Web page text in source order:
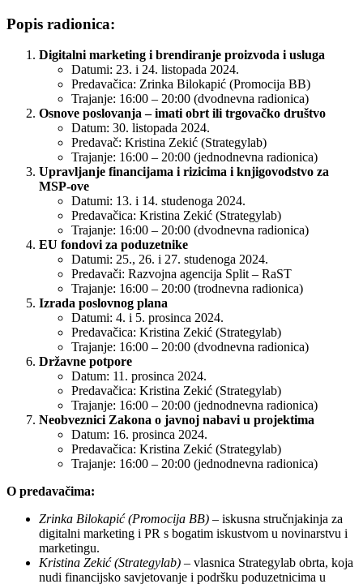
Popis radionica:
Digitalni marketing i brendiranje proizvoda i usluga
Datumi: 23. i 24. listopada 2024.
Predavačica: Zrinka Bilokapić (Promocija BB)
Trajanje: 16:00 – 20:00 (dvodnevna radionica)
Osnove poslovanja – imati obrt ili trgovačko društvo
Datum: 30. listopada 2024.
Predavač: Kristina Zekić (Strategylab)
Trajanje: 16:00 – 20:00 (jednodnevna radionica)
Upravljanje financijama i rizicima i knjigovodstvo za
MSP-ove
Datumi: 13. i 14. studenoga 2024.
Predavačica: Kristina Zekić (Strategylab)
Trajanje: 16:00 – 20:00 (dvodnevna radionica)
EU fondovi za poduzetnike
Datumi: 25., 26. i 27. studenoga 2024.
Predavači: Razvojna agencija Split – RaST
Trajanje: 16:00 – 20:00 (trodnevna radionica)
Izrada poslovnog plana
Datumi: 4. i 5. prosinca 2024.
Predavačica: Kristina Zekić (Strategylab)
Trajanje: 16:00 – 20:00 (dvodnevna radionica)
Državne potpore
Datum: 11. prosinca 2024.
Predavačica: Kristina Zekić (Strategylab)
Trajanje: 16:00 – 20:00 (jednodnevna radionica)
Neobveznici Zakona o javnoj nabavi u projektima
Datum: 16. prosinca 2024.
Predavačica: Kristina Zekić (Strategylab)
Trajanje: 16:00 – 20:00 (jednodnevna radionica)
O predavačima:
Zrinka Bilokapić (Promocija BB) – iskusna stručnjakinja za
digitalni marketing i PR s bogatim iskustvom u novinarstvu i
marketingu.
Kristina Zekić (Strategylab) – vlasnica Strategylab obrta, koja
nudi financijsko savjetovanje i podršku poduzetnicima u